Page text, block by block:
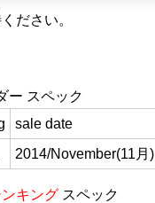
ださい。
ー スペック
sale date
2014/November(11月)
ンキングスペック